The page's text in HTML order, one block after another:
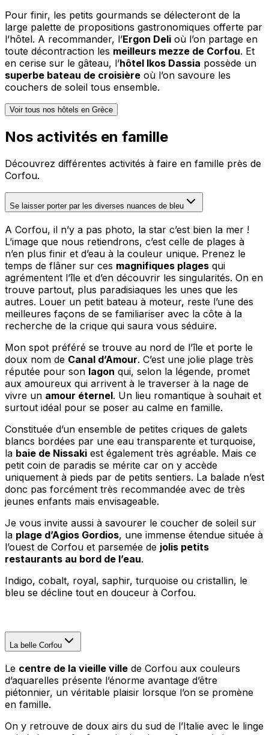
Pour finir, les petits gourmands se délecteront de la
large palette de propositions gastronomiques offerte par
l’hôtel. A recommander, l’Ergon Deli où l’on partage en
toute décontraction les meilleurs mezze de Corfou. Et
en cerise sur le gâteau, l’hôtel Ikos Dassia possède un
superbe bateau de croisière où l’on savoure les
couchers de soleil tous ensemble.
Voir tous nos hôtels en Grèce
Nos activités en famille
Découvrez différentes activités à faire en famille près de
Corfou.
Se laisser porter par les diverses nuances de bleu
A Corfou, il n’y a pas photo, la star c’est bien la mer !
L’image que nous retiendrons, c’est celle de plages à
n’en plus finir et d’eau à la couleur unique. Prenez le
temps de flâner sur ces magnifiques plages qui
agrémentent l’île et d’en découvrir les singularités. On en
trouve partout, plus paradisiaques les unes que les
autres. Louer un petit bateau à moteur, reste l’une des
meilleures façons de se familiariser avec la côte à la
recherche de la crique qui saura vous séduire.
Mon spot préféré se trouve au nord de l’île et porte le
doux nom de Canal d’Amour. C’est une jolie plage très
réputée pour son lagon qui, selon la légende, promet
aux amoureux qui arrivent à le traverser à la nage de
vivre un amour éternel. Un lieu romantique à souhait et
surtout idéal pour se poser au calme en famille.
Constituée d’un ensemble de petites criques de galets
blancs bordées par une eau transparente et turquoise,
la baie de Nissaki est également très agréable. Mais ce
petit coin de paradis se mérite car on y accède
uniquement à pieds par de petits sentiers. La balade n’est
donc pas forcément très recommandée avec de très
jeunes enfants mais envisageable.
Je vous invite aussi à savourer le coucher de soleil sur
la plage d’Agios Gordios, une immense étendue située à
l’ouest de Corfou et parsemée de jolis petits
restaurants au bord de l’eau.
Indigo, cobalt, royal, saphir, turquoise ou cristallin, le
bleu se décline tout en douceur à Corfou.
La belle Corfou
Le centre de la vieille ville de Corfou aux couleurs
d’aquarelles présente l’énorme avantage d’être
piétonnier, un véritable plaisir lorsque l’on se promène
en famille.
On y retrouve de doux airs du sud de l’Italie avec le linge